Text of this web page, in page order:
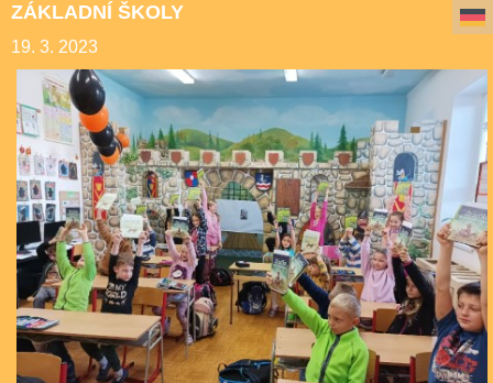
ZÁKLADNÍ ŠKOLY
19. 3. 2023